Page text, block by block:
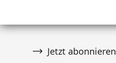
Jetzt abonnieren